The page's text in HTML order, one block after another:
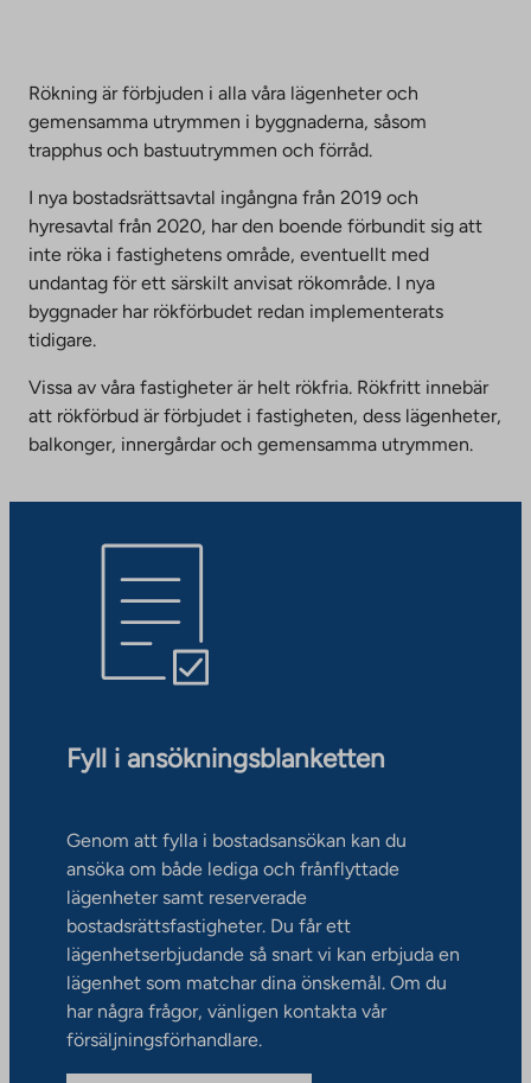
Rökning är förbjuden i alla våra lägenheter och
gemensamma utrymmen i byggnaderna, såsom
trapphus och bastuutrymmen och förråd.
I nya bostadsrättsavtal ingångna från 2019 och
hyresavtal från 2020, har den boende förbundit sig att
inte röka i fastighetens område, eventuellt med
undantag för ett särskilt anvisat rökområde. I nya
byggnader har rökförbudet redan implementerats
tidigare.
Vissa av våra fastigheter är helt rökfria. Rökfritt innebär
att rökförbud är förbjudet i fastigheten, dess lägenheter,
balkonger, innergårdar och gemensamma utrymmen.
Fyll i ansökningsblanketten
Genom att fylla i bostadsansökan kan du
ansöka om både lediga och frånflyttade
lägenheter samt reserverade
bostadsrättsfastigheter. Du får ett
lägenhetserbjudande så snart vi kan erbjuda en
lägenhet som matchar dina önskemål. Om du
har några frågor, vänligen kontakta vår
försäljningsförhandlare.